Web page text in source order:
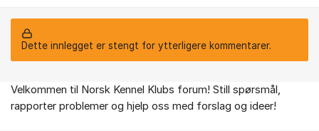
Dette innlegget er stengt for ytterligere kommentarer.
Om forumet
Velkommen til Norsk Kennel Klubs forum! Still spørsmål,
rapporter problemer og hjelp oss med forslag og ideer!